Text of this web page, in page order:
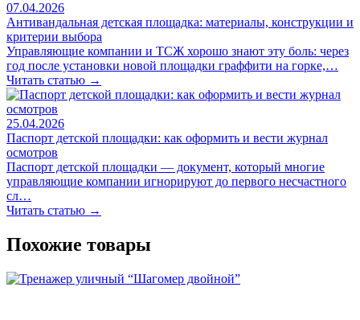
07.04.2026
Антивандальная детская площадка: материалы, конструкции и
критерии выбора
Управляющие компании и ТСЖ хорошо знают эту боль: через
год после установки новой площадки граффити на горке,…
Читать статью →
25.04.2026
Паспорт детской площадки: как оформить и вести журнал
осмотров
Паспорт детской площадки — документ, который многие
управляющие компании игнорируют до первого несчастного
сл…
Читать статью →
Похожие товары